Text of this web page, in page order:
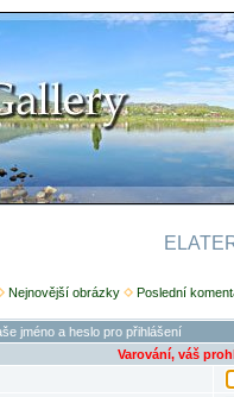
Nejnovější obrázky Poslední
jméno a heslo pro přihlášení
Varování, váš